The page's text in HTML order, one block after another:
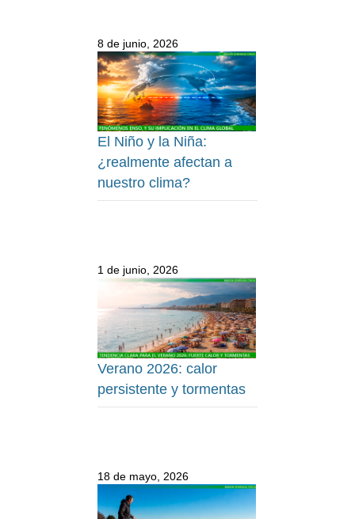
8 de junio, 2026
El Niño y la Niña:
¿realmente afectan a
nuestro clima?
1 de junio, 2026
Verano 2026: calor
persistente y tormentas
18 de mayo, 2026